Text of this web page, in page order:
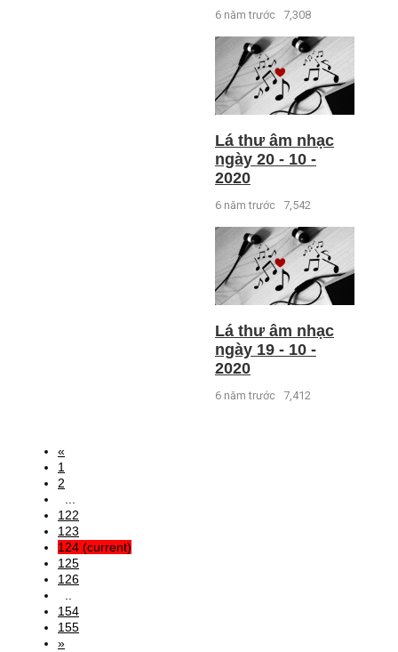
6 năm trước 7,308
Lá thư âm nhạc
ngày 20 - 10 -
2020
6 năm trước 7,542
Lá thư âm nhạc
ngày 19 - 10 -
2020
6 năm trước 7,412
«
1
2
...
122
123
124 (current)
125
126
..
154
155
»